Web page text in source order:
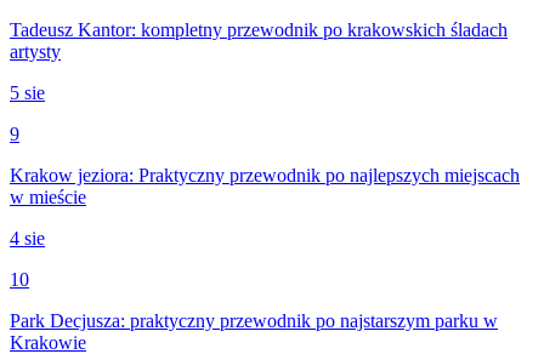
Tadeusz Kantor: kompletny przewodnik po krakowskich śladach
artysty
5 sie
9
Krakow jeziora: Praktyczny przewodnik po najlepszych miejscach
w mieście
4 sie
10
Park Decjusza: praktyczny przewodnik po najstarszym parku w
Krakowie